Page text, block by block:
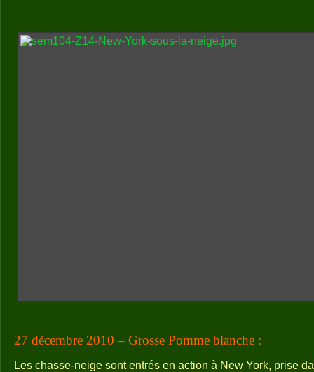
27 décembre 2010 – Grosse Pomme blanche :
Les chasse-neige sont entrés en action à New York, prise